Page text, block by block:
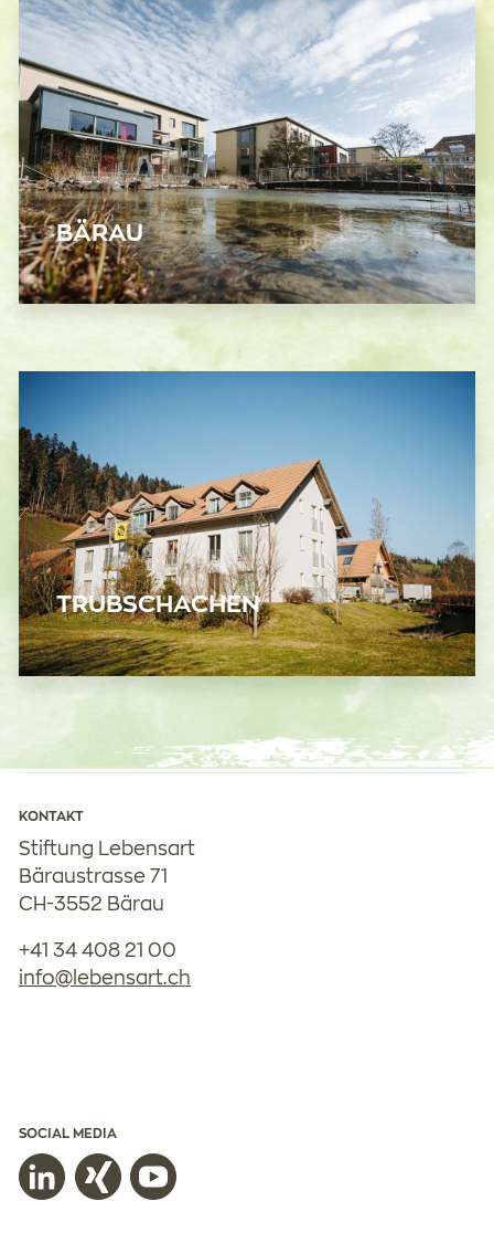
BÄRAU
TRUBSCHACHEN
KONTAKT
Stiftung Lebensart
Bäraustrasse 71
CH-3552 Bärau
+41 34 408 21 00
nf
b ns rt ch
SOCIAL MEDIA